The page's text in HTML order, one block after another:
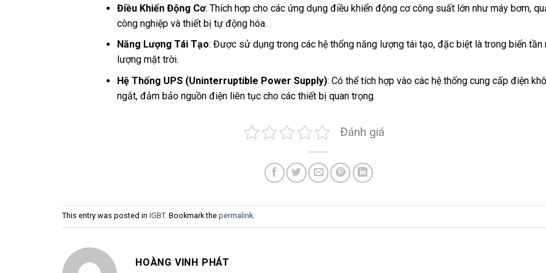
Điều Khiển Động Cơ: Thích hợp cho các ứng dụng điều khiển động cơ công suất lớn như máy bơm,
công nghiệp và thiết bị tự động hóa.
Năng Lượng Tái Tạo: Được sử dụng trong các hệ thống năng lượng tái tạo, đặc biệt là trong biến tần
lượng mặt trời.
Hệ Thống UPS (Uninterruptible Power Supply): Có thể tích hợp vào các hệ thống cung cấp điện
ngắt, đảm bảo nguồn điện liên tục cho các thiết bị quan trọng.
Đánh giá
This entry was posted in IGBT. Bookmark the permalink.
HOÀNG VINH PHÁT